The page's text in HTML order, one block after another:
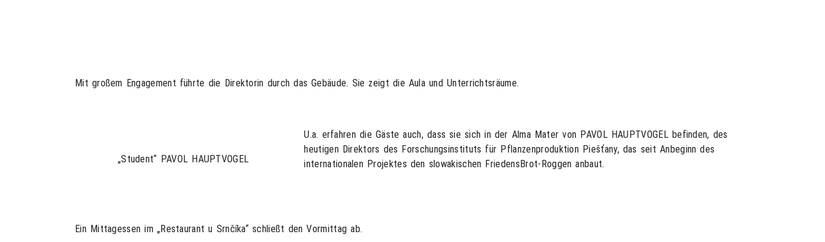
Mit großem Engagement führte die Direktorin durch das Gebäude. Sie zeigt die Aula und Unterrichtsräume.
„Student“ PAVOL HAUPTVOGEL
U.a. erfahren die Gäste auch, dass sie sich in der Alma Mater von PAVOL HAUPTVOGEL befinden, des
heutigen Direktors des Forschungsinstituts für Pflanzenproduktion Piešťany, das seit Anbeginn des
internationalen Projektes den slowakischen FriedensBrot-Roggen anbaut.
Ein Mittagessen im „Restaurant u Srnčíka“ schließt den Vormittag ab.